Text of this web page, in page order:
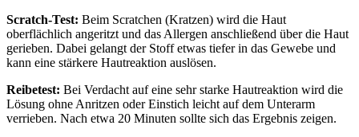
Scratch-Test: Beim Scratchen (Kratzen) wird die Haut
oberflächlich angeritzt und das Allergen anschließend über die Haut
gerieben. Dabei gelangt der Stoff etwas tiefer in das Gewebe und
kann eine stärkere Hautreaktion auslösen.
Reibetest: Bei Verdacht auf eine sehr starke Hautreaktion wird die
Lösung ohne Anritzen oder Einstich leicht auf dem Unterarm
verrieben. Nach etwa 20 Minuten sollte sich das Ergebnis zeigen.